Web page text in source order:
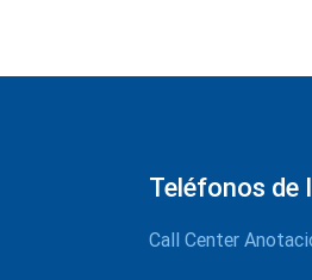
Teléfonos de
Call Center